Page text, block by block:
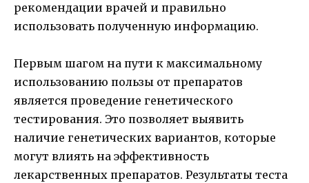
рекомендации врачей и правильно
использовать полученную информацию.
Первым шагом на пути к максимальному
использованию пользы от препаратов
является проведение генетического
тестирования. Это позволяет выявить
наличие генетических вариантов, которые
могут влиять на эффективность
лекарственных препаратов. Результаты теста